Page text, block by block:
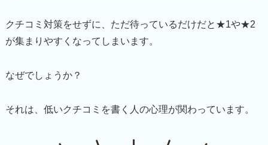
クチコミ対策をせずに、ただ待っているだけだと★1や★2
が集まりやすくなってしまいます。
なぜでしょうか？
それは、低いクチコミを書く人の心理が関わっています。